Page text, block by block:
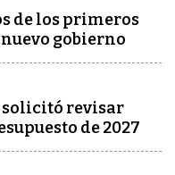
de los primeros
gobierno
solicitó revisar
de 2027